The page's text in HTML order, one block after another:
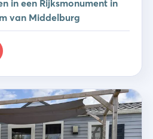
in een Rijksmonument in
van Middelburg